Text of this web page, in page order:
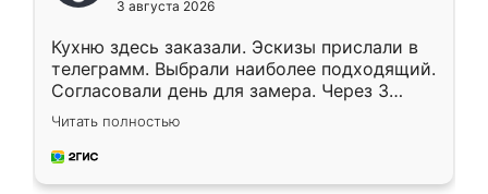
3 августа 2026
Кухню здесь заказали. Эскизы прислали в
телеграмм. Выбрали наиболее подходящий.
Согласовали день для замера. Через 3
недели кухня была уже готова. Остались
довольны работой. Спасибо Ренессанс
мебель за качественную работу!
Читать полностью